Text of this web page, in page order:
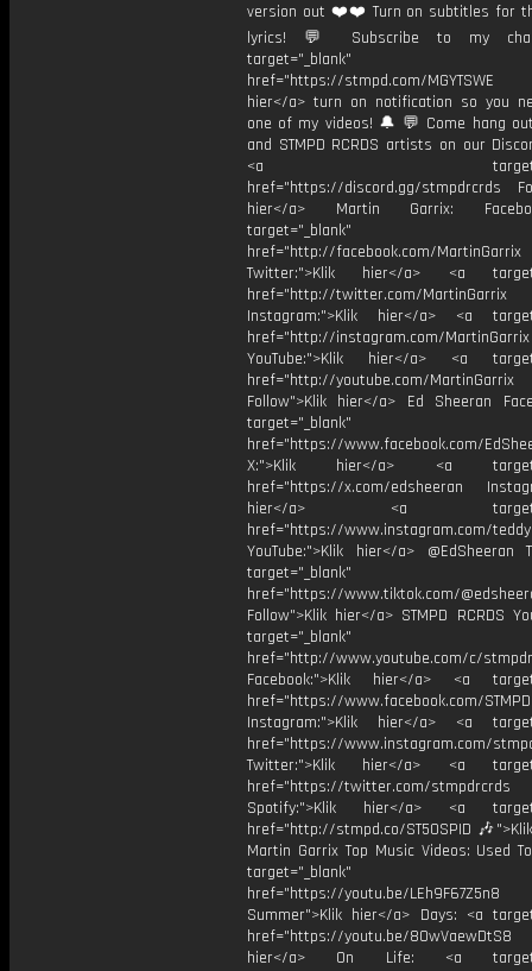
version out ❤️❤️ Turn on subtitles for
lyrics! 💬 Subscribe to my
target="_blank"
href="https://stmpd.com/MGYTSWE
hier</a> turn on notification so you
one of my videos! 🔔 💬 Come hang
and STMPD RCRDS artists on our
<a
href="https://discord.gg/stmpdrcrds
hier</a> Martin Garrix:
target="_blank"
href="http://facebook.com/MartinGarrix
Twitter:">Klik hier</a> <a
href="http://twitter.com/MartinGarrix
Instagram:">Klik hier</a> <a
href="http://instagram.com/MartinGarrix
YouTube:">Klik hier</a> <a
href="http://youtube.com/MartinGarrix
Follow">Klik hier</a> Ed Sheeran
target="_blank"
href="https://www.facebook.com/
X:">Klik hier</a> <a
href="https://x.com/edsheeran
hier</a> <a
href="https://www.instagram.com/
YouTube:">Klik hier</a> @EdSheeran
target="_blank"
href="https://www.tiktok.com/
Follow">Klik hier</a> STMPD RCRDS
target="_blank"
href="http://www.youtube.com/c/
Facebook:">Klik hier</a> <a
href="https://www.facebook.com/
Instagram:">Klik hier</a> <a
href="https://www.instagram.com/
Twitter:">Klik hier</a> <a
href="https://twitter.com/stmpdrcrds
Spotify:">Klik hier</a> <a
href="http://stmpd.co/ST50SPID
Martin Garrix Top Music Videos: Used
target="_blank"
href="https://youtu.be/LEh9F67Z5n8
Summer">Klik hier</a> Days: <a
href="https://youtu.be/8OwVaewDtS8
hier</a> On Life: <a